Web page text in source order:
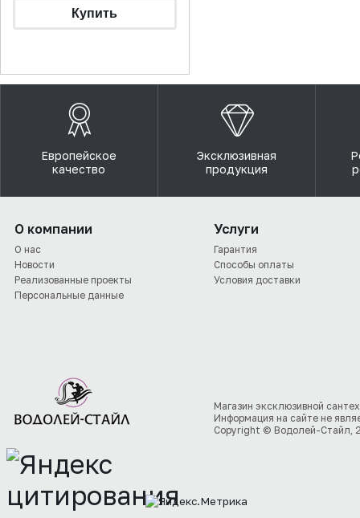
Европейское
качество
Эксклюзивная
продукция
О компании
О нас
Новости
Реализованные проекты
Персональные данные
Услуги
Гарантия
Способы оплаты
Условия доставки
Магазин эксклюзивной
Информация на сайте не
Copyright © Водолей-Стайл,